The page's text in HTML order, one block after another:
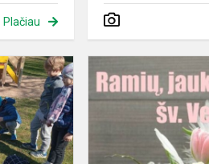
Plačiau
Margučių
varžybos